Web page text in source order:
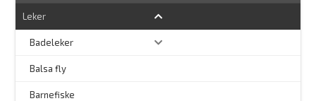
Leker
Badeleker
Balsa fly
Barnefiske